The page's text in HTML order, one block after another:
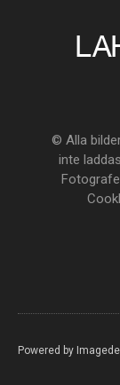
© Alla
inte
Powered by